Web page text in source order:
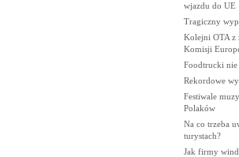
wjazdu do UE
Tragiczny
Kolejni OTA z
Komisji
Foodtrucki nie
Rekordowe
Festiwale
Polaków
Na co trzeba
turystach?
Jak firmy